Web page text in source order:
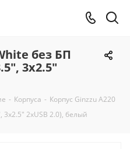
без БП
3x2.5"
- Корпуса - Корпус Ginzzu A220
3x2.5" 2xUSB 2.0), белый